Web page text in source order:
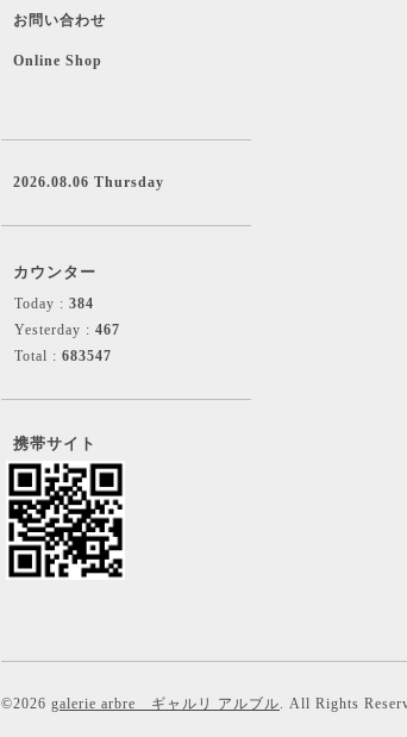
お問い合わせ
Online Shop
2026.08.06 Thursday
カウンター
Today : 384
Yesterday : 467
Total : 683547
携帯サイト
©2026 galerie arbre ギャルリ アルブル. All Rights